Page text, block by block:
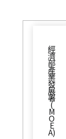
經
濟
部
產
業
發
展
署
(
M
O
E
A)